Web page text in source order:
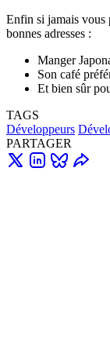
Enfin si jamais vous
bonnes adresses :
Manger
Son café
Et bien sûr
TAGS
Développeurs
PARTAGER